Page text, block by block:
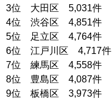
3位 大田区 5,031件
4位 渋谷区 4,851件
5位 足立区 4,764件
6位 江戸川区 4,717件
7位 練馬区 4,558件
8位 豊島区 4,087件
9位 板橋区 3,973件